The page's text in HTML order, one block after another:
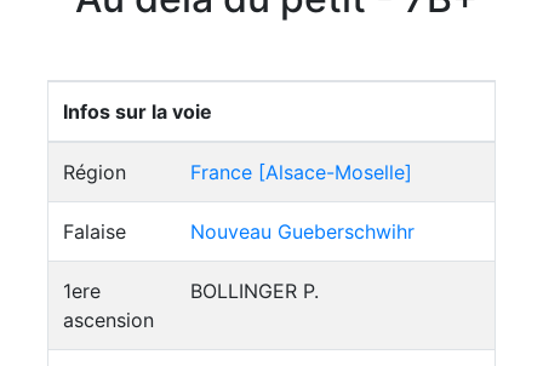
Infos sur la voie
Région France [Alsace-Moselle]
Falaise Nouveau Gueberschwihr
1ere
ascension
BOLLINGER P.